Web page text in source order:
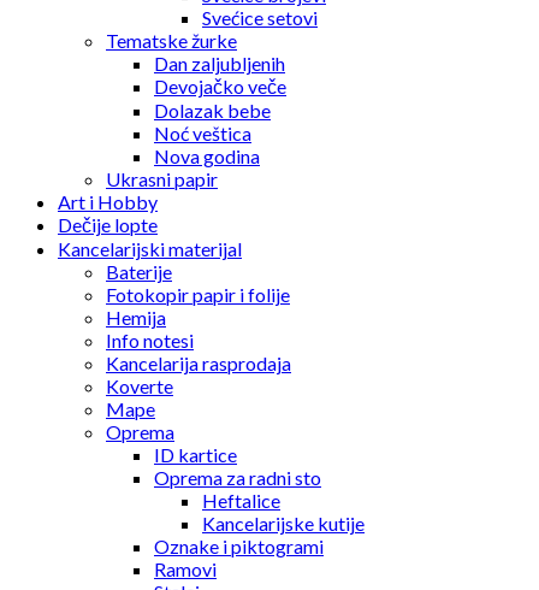
Svećice setovi
Tematske žurke
Dan zaljubljenih
Devojačko veče
Dolazak bebe
Noć veštica
Nova godina
Ukrasni papir
Art i Hobby
Dečije lopte
Kancelarijski materijal
Baterije
Fotokopir papir i folije
Hemija
Info notesi
Kancelarija rasprodaja
Koverte
Mape
Oprema
ID kartice
Oprema za radni sto
Heftalice
Kancelarijske kutije
Oznake i piktogrami
Ramovi